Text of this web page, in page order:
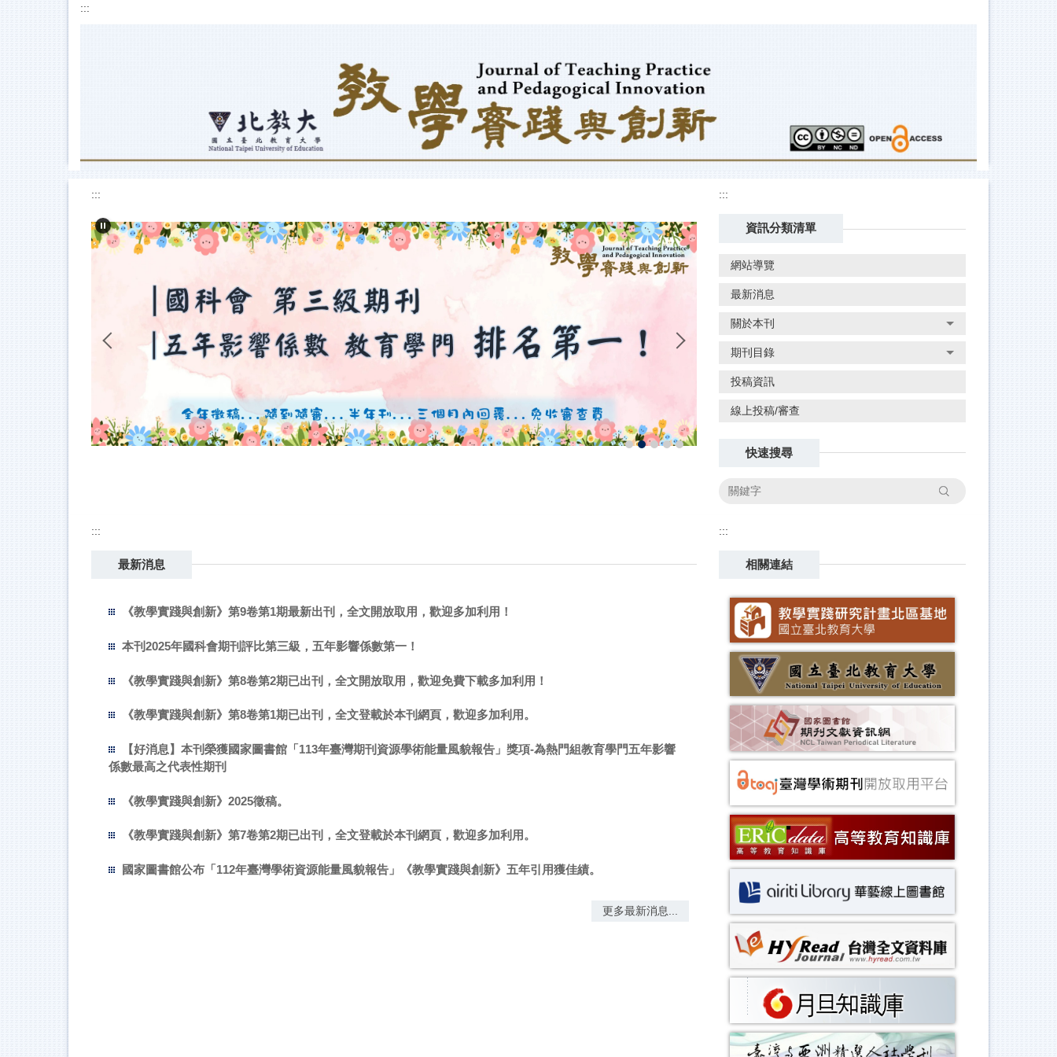
:::
::: :::
資訊分類清單
網站導覽
最新消息
關於本刊
期刊目錄
投稿資訊
線上投稿/審查
快速搜尋
搜尋
:::
最新消息
《教學實踐與創新》第9卷第1期最新出刊，全文開放取用，歡迎多加利用！
本刊2025年國科會期刊評比第三級，五年影響係數第一！
《教學實踐與創新》第8卷第2期已出刊，全文開放取用，歡迎免費下載多加利用！
《教學實踐與創新》第8卷第1期已出刊，全文登載於本刊網頁，歡迎多加利用。
【好消息】本刊榮獲國家圖書館「113年臺灣期刊資源學術能量風貌報告」獎項-為熱門組教育學門五年影響
係數最高之代表性期刊
《教學實踐與創新》2025徵稿。
《教學實踐與創新》第7卷第2期已出刊，全文登載於本刊網頁，歡迎多加利用。
國家圖書館公布「112年臺灣學術資源能量風貌報告」《教學實踐與創新》五年引用獲佳績。
更多最新消息...
:::
相關連結